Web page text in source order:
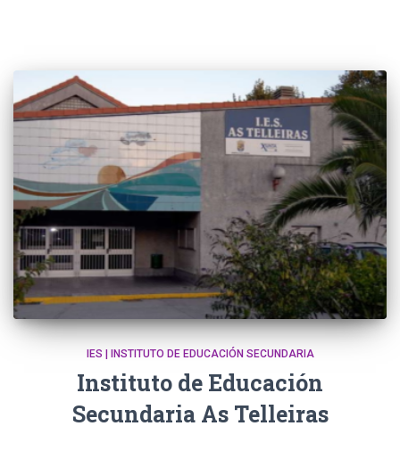
IES | INSTITUTO DE EDUCACIÓN SECUNDARIA
Instituto de Educación
Secundaria As Telleiras